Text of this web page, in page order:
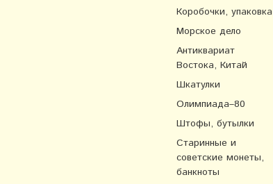
Коробочки, упаковка
Морское дело
Антиквариат
Востока, Китай
Шкатулки
Олимпиада–80
Штофы, бутылки
Старинные и
советские монеты,
банкноты